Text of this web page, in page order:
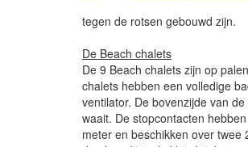
tegen de rotsen gebouwd zijn.
De Beach chalets
De 9 Beach chalets zijn op
chalets hebben een volledige
ventilator. De bovenzijde van
waait. De stopcontacten
meter en beschikken over